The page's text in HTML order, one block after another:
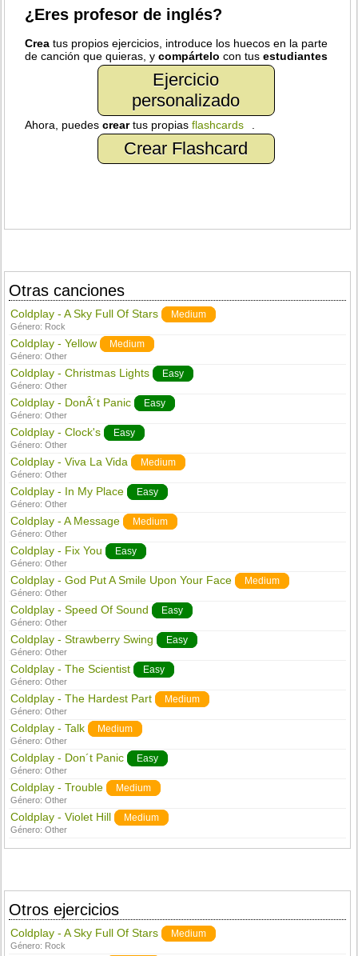
¿Eres profesor de inglés?
Crea tus propios ejercicios, introduce los huecos en la parte
de canción que quieras, ycompártelo con tusestudiantes
Ejercicio
personalizado
Ahora, puedescreartus propiasflashcards
Crear Flashcard
Otras canciones
Coldplay - A Sky Full Of Stars Medium
Género: Rock
Coldplay - Yellow Medium
Género:Other
Coldplay - Christmas Lights Easy
Género:Other
Coldplay - DonÂ´t Panic Easy
Género:Other
Coldplay - Clock's Easy
Género:Other
Coldplay - Viva La Vida Medium
Género:Other
Coldplay - In My Place Easy
Género:Other
Coldplay - A Message Medium
Género:Other
Coldplay - Fix You Easy
Género:Other
Coldplay - God Put A Smile Upon Your Face Medium
Género:Other
Coldplay - Speed Of Sound Easy
Género:Other
Coldplay - Strawberry Swing Easy
Género:Other
Coldplay - The Scientist Easy
Género:Other
Coldplay - The Hardest Part Medium
Género:Other
Coldplay - Talk Medium
Género:Other
Coldplay - Don´t Panic Easy
Género:Other
Coldplay - Trouble Medium
Género:Other
Coldplay - Violet Hill Medium
Género:Other
Otros ejercicios
Coldplay - A Sky Full Of Stars Medium
Género: Rock